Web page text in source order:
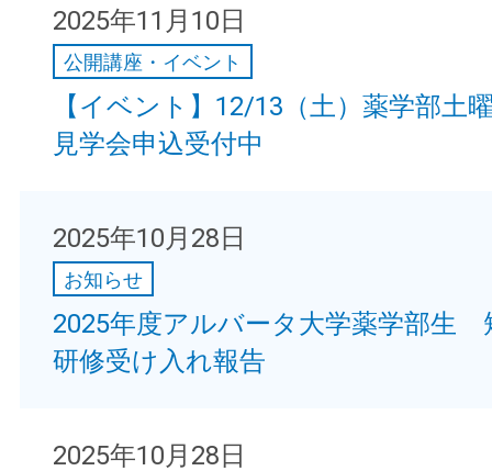
2025年11月10日
公開講座・イベント
【イベント】12/13（土）薬学部土
見学会申込受付中
2025年10月28日
お知らせ
2025年度アルバータ大学薬学部生
研修受け入れ報告
2025年10月28日